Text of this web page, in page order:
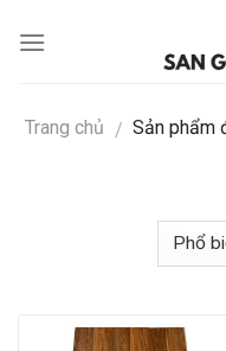
Trang chủ / Sản phẩm